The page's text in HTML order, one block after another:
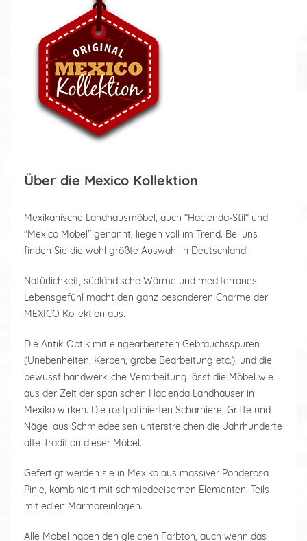
Über die Mexico Kollektion
Mexikanische Landhausmöbel, auch "Hacienda-Stil" und
"Mexico Möbel" genannt, liegen voll im Trend. Bei uns
finden Sie die wohl größte Auswahl in Deutschland!
Natürlichkeit, südländische Wärme und mediterranes
Lebensgefühl macht den ganz besonderen Charme der
MEXICO Kollektion aus.
Die Antik-Optik mit eingearbeiteten Gebrauchsspuren
(Unebenheiten, Kerben, grobe Bearbeitung etc.), und die
bewusst handwerkliche Verarbeitung lässt die Möbel wie
aus der Zeit der spanischen Hacienda Landhäuser in
Mexiko wirken. Die rostpatinierten Scharniere, Griffe und
Nägel aus Schmiedeeisen unterstreichen die Jahrhunderte
alte Tradition dieser Möbel.
Gefertigt werden sie in Mexiko aus massiver Ponderosa
Pinie, kombiniert mit schmiedeeisernen Elementen. Teils
mit edlen Marmoreinlagen.
Alle Möbel haben den gleichen Farbton, auch wenn das